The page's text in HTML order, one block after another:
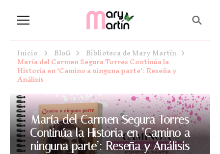
Novela Romántica y Lifestyle
Inicio BloG Biblioteca de Mary Martín
María del Carmen Segura Torres Continúa la
Historia en ‘Camino a ninguna parte’: Reseña y
Análisis
María del Carmen Segura Torres
Continúa la Historia en ‘Camino a
ninguna parte’: Reseña y Análisis